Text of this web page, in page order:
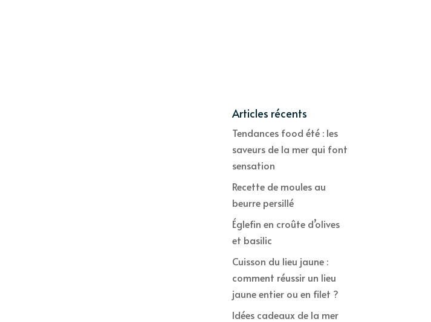
Articles récents
Tendances food été : les
saveurs de la mer qui font
sensation
Recette de moules au
beurre persillé
Églefin en croûte d’olives
et basilic
Cuisson du lieu jaune :
comment réussir un lieu
jaune entier ou en filet ?
Idées cadeaux de la mer